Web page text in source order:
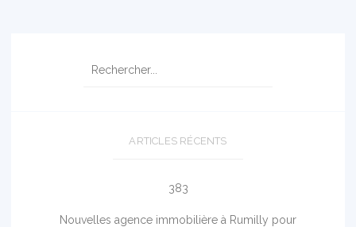
ARTICLES RÉCENTS
383
Nouvelles agence immobilière à Rumilly pour